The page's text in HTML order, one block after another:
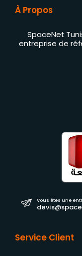
À Propos
SpaceNet
entreprise de
Vous êtes une
Service Client